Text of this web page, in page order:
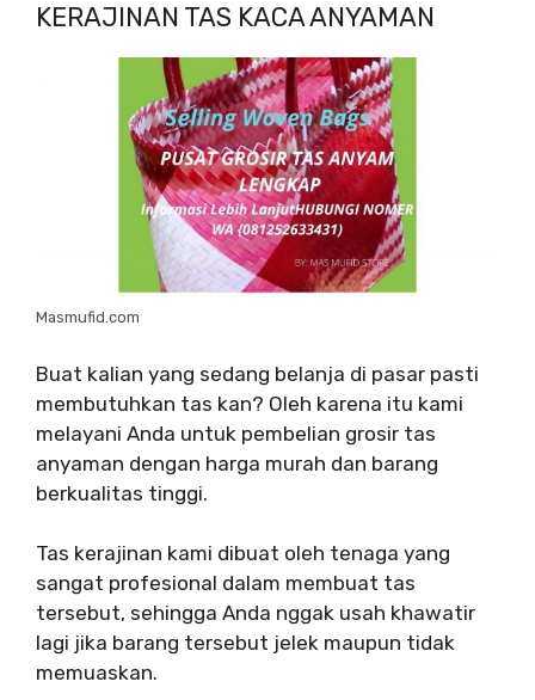
KERAJINAN TAS KACA ANYAMAN
Masmufid.com
Buat kalian yang sedang belanja di pasar pasti
membutuhkan tas kan? Oleh karena itu kami
melayani Anda untuk pembelian grosir tas
anyaman dengan harga murah dan barang
berkualitas tinggi.
Tas kerajinan kami dibuat oleh tenaga yang
sangat profesional dalam membuat tas
tersebut, sehingga Anda nggak usah khawatir
lagi jika barang tersebut jelek maupun tidak
memuaskan.